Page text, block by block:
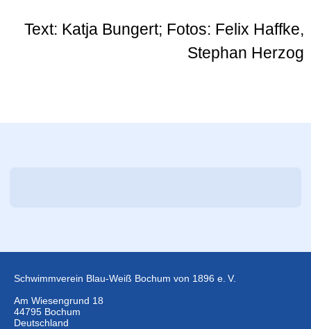
Text: Katja Bungert; Fotos: Felix Haffke,
Stephan Herzog
Schwimmverein Blau-Weiß Bochum von 1896 e. V.
Am Wiesengrund 18
44795 Bochum
Deutschland